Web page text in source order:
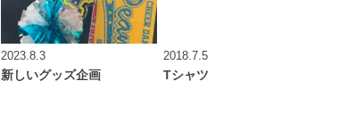
2023.8.3
新しいグッズ企画
2018.7.5
Tシャツ